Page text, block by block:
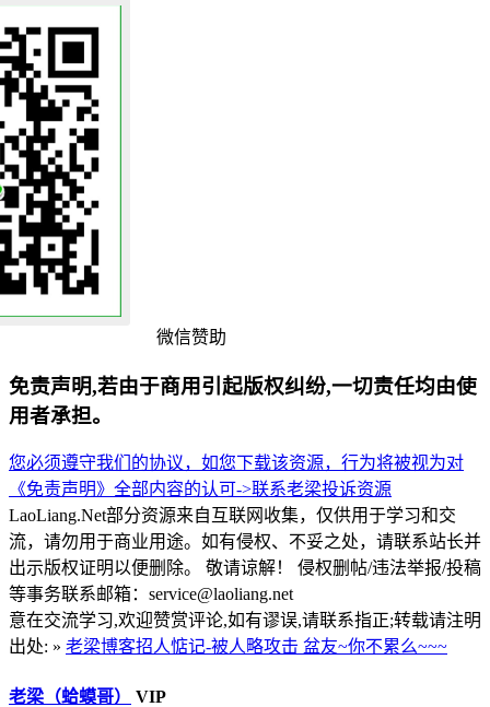
微信赞助
免责声明,若由于商用引起版权纠纷,一切责任均由使
用者承担。
您必须遵守我们的协议，如您下载该资源，行为将被视为对
《免责声明》全部内容的认可->联系老梁投诉资源
LaoLiang.Net部分资源来自互联网收集，仅供用于学习和交
流，请勿用于商业用途。如有侵权、不妥之处，请联系站长并
出示版权证明以便删除。 敬请谅解！ 侵权删帖/违法举报/投稿
等事务联系邮箱：service@laoliang.net
意在交流学习,欢迎赞赏评论,如有谬误,请联系指正;转载请注明
出处: » 老梁博客招人惦记-被人略攻击 盆友~你不累么~~~
老梁（蛤蟆哥） VIP